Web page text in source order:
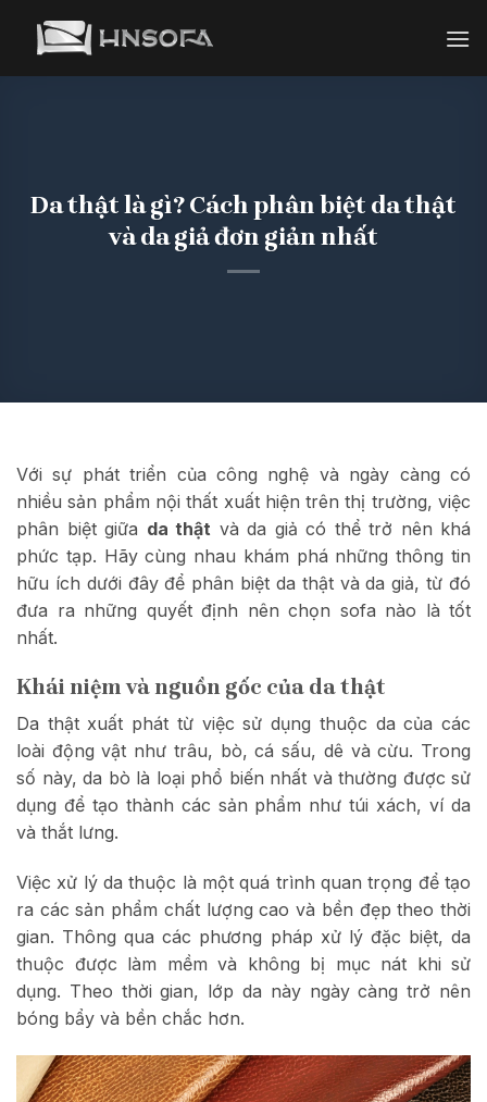
Da thật là gì? Cách phân biệt da thật
và da giả đơn giản nhất
Với sự phát triển của công nghệ và ngày càng có
nhiều sản phẩm nội thất xuất hiện trên thị trường, việc
phân biệt giữa da thật và da giả có thể trở nên khá
phức tạp. Hãy cùng nhau khám phá những thông tin
hữu ích dưới đây để phân biệt da thật và da giả, từ đó
đưa ra những quyết định nên chọn sofa nào là tốt
nhất.
Khái niệm và nguồn gốc của da thật
Da thật xuất phát từ việc sử dụng thuộc da của các
loài động vật như trâu, bò, cá sấu, dê và cừu. Trong
số này, da bò là loại phổ biến nhất và thường được sử
dụng để tạo thành các sản phẩm như túi xách, ví da
và thắt lưng.
Việc xử lý da thuộc là một quá trình quan trọng để tạo
ra các sản phẩm chất lượng cao và bền đẹp theo thời
gian. Thông qua các phương pháp xử lý đặc biệt, da
thuộc được làm mềm và không bị mục nát khi sử
dụng. Theo thời gian, lớp da này ngày càng trở nên
bóng bẩy và bền chắc hơn.